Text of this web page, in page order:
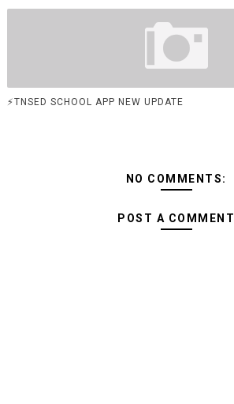
⚡TNSED SCHOOL APP NEW UPDATE
NO COMMENTS:
POST A COMMENT